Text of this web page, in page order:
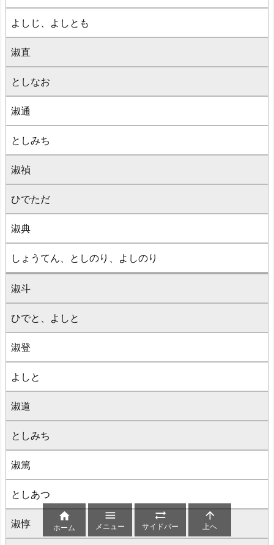
よしじ、よしとも
淑直
としなお
淑通
としみち
淑禎
ひでただ
淑典
しょうてん、としのり、よしのり
淑斗
ひでと、よしと
淑登
よしと
淑道
としみち
淑篤
としあつ
淑惇

ホーム

メニュー

サイドバー

上へ